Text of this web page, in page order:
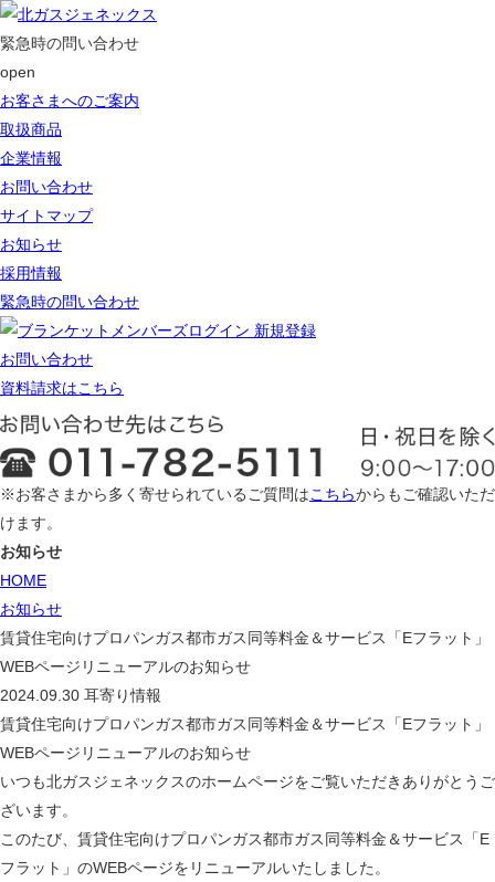
緊急時の問い合わせ
open
お客さまへのご案内
取扱商品
企業情報
お問い合わせ
サイトマップ
お知らせ
採用情報
緊急時の問い合わせ
ログイン 新規登録
お問い合わせ
資料請求はこちら
※お客さまから多く寄せられているご質問はこちらからもご確認いただ
けます。
お知らせ
HOME
お知らせ
賃貸住宅向けプロパンガス都市ガス同等料金＆サービス「Eフラット」
WEBページリニューアルのお知らせ
2024.09.30 耳寄り情報
賃貸住宅向けプロパンガス都市ガス同等料金＆サービス「Eフラット」
WEBページリニューアルのお知らせ
いつも北ガスジェネックスのホームページをご覧いただきありがとうご
ざいます。
このたび、賃貸住宅向けプロパンガス都市ガス同等料金＆サービス「E
フラット」のWEBページをリニューアルいたしました。